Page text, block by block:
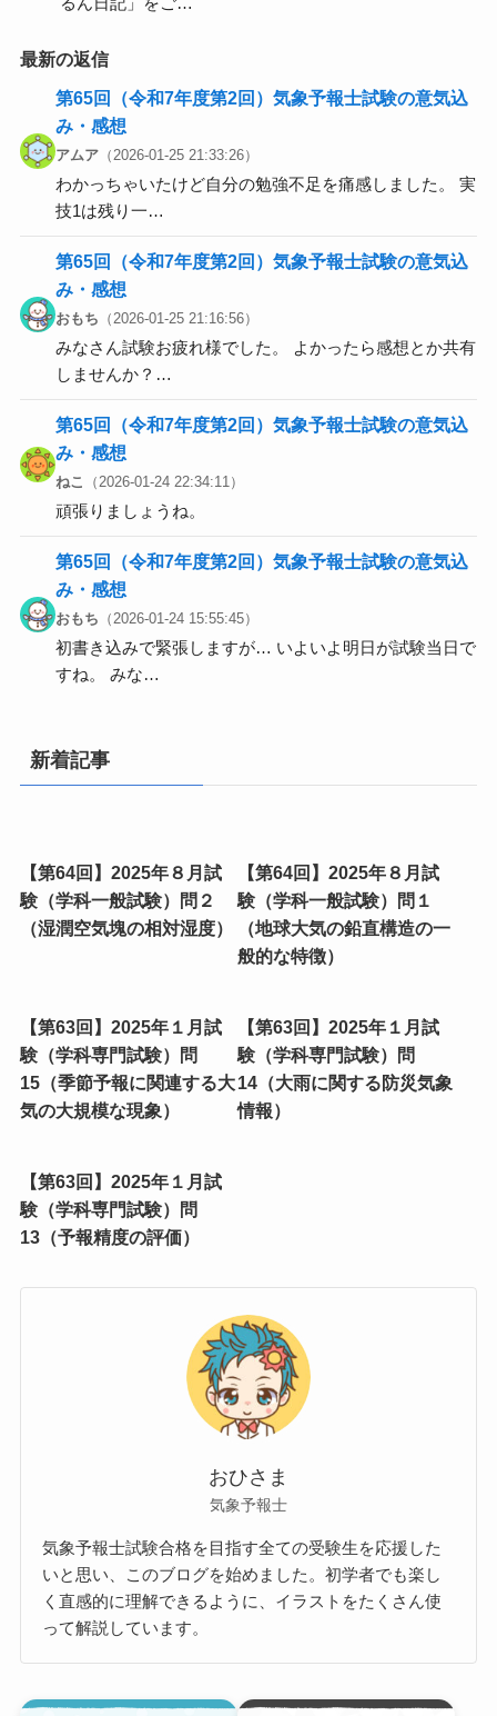
最新の返信
第65回（令和7年度第2回）気象予報士試験の意気込
み・感想
アムア（2026-01-25 21:33:26）
わかっちゃいたけど自分の勉強不足を痛感しました。 実
技1は残り一…
第65回（令和7年度第2回）気象予報士試験の意気込
み・感想
おもち （2026-01-25 21:16:56）
みなさん試験お疲れ様でした。 よかったら感想とか共有
しませんか？…
第65回（令和7年度第2回）気象予報士試験の意気込
み・感想
ねこ （2026-01-24 22:34:11）
頑張りましょうね。
第65回（令和7年度第2回）気象予報士試験の意気込
み・感想
おもち （2026-01-24 15:55:45）
初書き込みで緊張しますが… いよいよ明日が試験当日で
すね。 みな…
新着記事
（湿潤空気塊の相対湿度）
【第64回】2025年８月試
（地球⼤気の鉛直構造の⼀
般的な特徴）
【第63回】2025年１月試
験（学科専門試験）問
気の⼤規模な現象）
情報）